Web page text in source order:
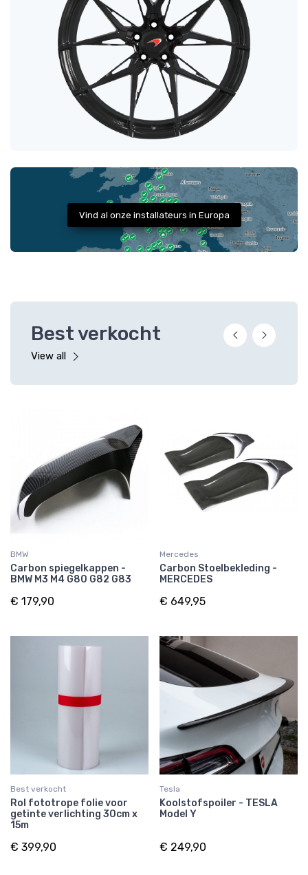
Vind al onze installateurs in Europa
Best verkocht
View all
BMW
Carbon spiegelkappen -
BMW M3 M4 G80 G82 G83
€ 179,90
Mercedes
Carbon Stoelbekleding -
MERCEDES
€ 649,95
Best verkocht
Rol fototrope folie voor
getinte verlichting 30cm x
15m
€ 399,90
Tesla
Koolstofspoiler - TESLA
Model Y
€ 249,90